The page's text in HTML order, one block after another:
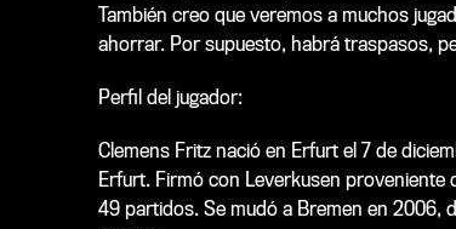
También creo que veremos a muchos
ahorrar. Por supuesto, habrá traspasos,
Perfil del jugador:
Clemens Fritz nació en Erfurt el 7 de
Erfurt. Firmó con Leverkusen
49 partidos. Se mudó a Bremen en 2006,